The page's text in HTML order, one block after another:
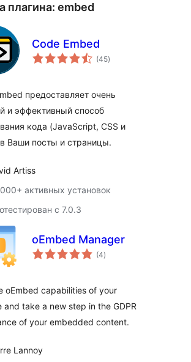
плагина: embed
Code Embed
(45общий
рейтинг
)
предоставляет очень
и эффективный способ
кода (JavaScript, CSS и
Ваши посты и страницы.
Artiss
активных установок
с 7.0.3
oEmbed Manager
(4общий
рейтинг
)
oEmbed capabilities of your
and take a new step in the GDPR
of your embedded content.
Lannoy